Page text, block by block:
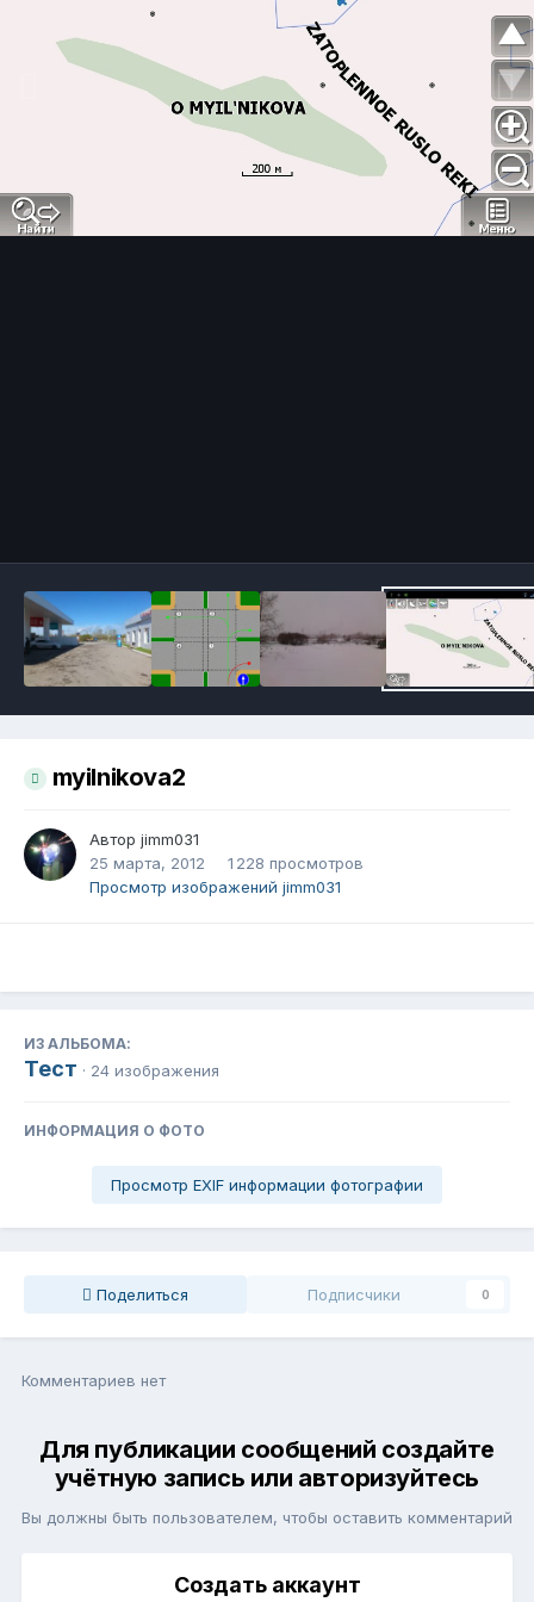
myilnikova2
Автор jimm031
25 марта, 2012
1 228 просмотров
Просмотр изображений jimm031
ИЗ АЛЬБОМА:
Тест · 24 изображения
ИНФОРМАЦИЯ О ФОТО
Просмотр EXIF информации фотографии
Поделиться Подписчики 0
Комментариев нет
Для публикации сообщений создайте
учётную запись или авторизуйтесь
Вы должны быть пользователем, чтобы оставить комментарий
Создать аккаунт